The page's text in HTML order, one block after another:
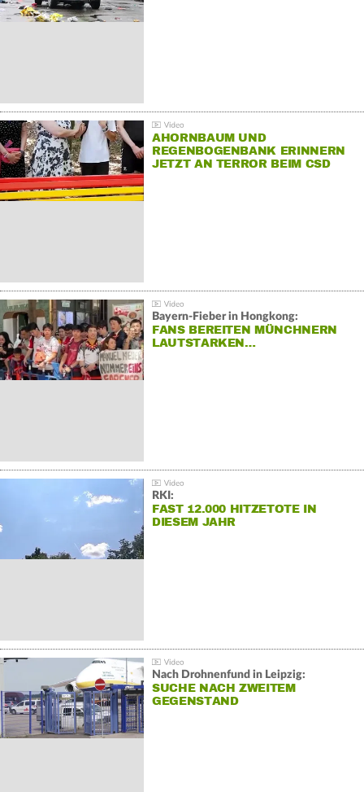
AHORNBAUM UND
REGENBOGENBANK ERINNERN
JETZT AN TERROR BEIM CSD
Bayern-Fieber in Hongkong:
FANS BEREITEN MÜNCHNERN
LAUTSTARKEN…
RKI:
FAST 12.000 HITZETOTE IN
DIESEM JAHR
Nach Drohnenfund in Leipzig:
SUCHE NACH ZWEITEM
GEGENSTAND